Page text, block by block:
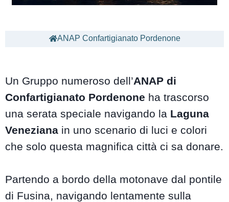
ANAP Confartigianato Pordenone
Un Gruppo numeroso dell’ANAP di
Confartigianato Pordenone ha trascorso
una serata speciale navigando la Laguna
Veneziana in uno scenario di luci e colori
che solo questa magnifica città ci sa donare.
Partendo a bordo della motonave dal pontile
di Fusina, navigando lentamente sulla